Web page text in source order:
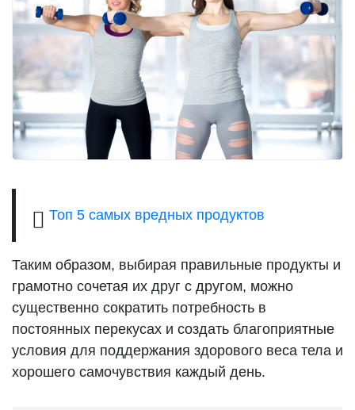
Топ 5 самых вредных продуктов
Таким образом, выбирая правильные продукты и
грамотно сочетая их друг с другом, можно
существенно сократить потребность в
постоянных перекусах и создать благоприятные
условия для поддержания здорового веса тела и
хорошего самочувствия каждый день.